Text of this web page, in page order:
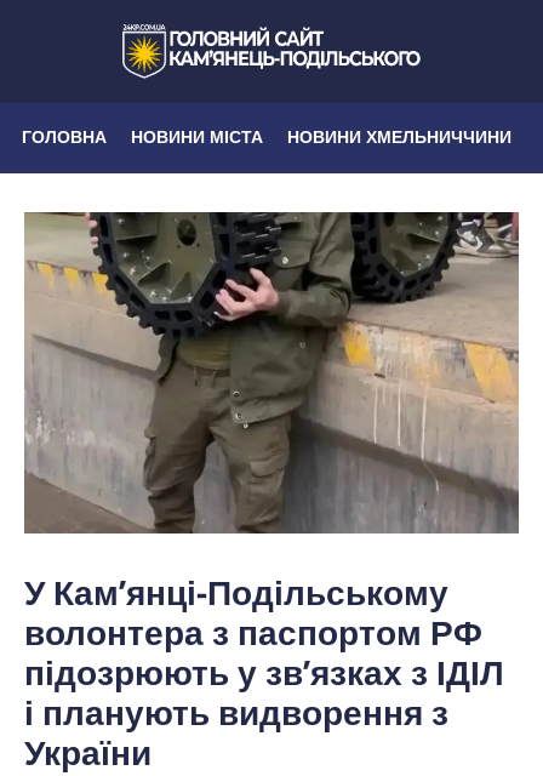
ГОЛОВНА НОВИНИ МІСТА НОВИНИ ХМЕЛЬНИЧЧИНИ
У Кам’янці-Подільському
волонтера з паспортом РФ
підозрюють у зв’язках з ІДІЛ
і планують видворення з
України